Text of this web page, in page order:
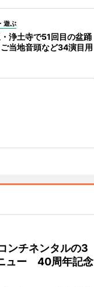
遊ぶ
浄土寺で51回目の盆踊
当地音頭など34演目用
ンチネンタルの3
ュー 40周年記念